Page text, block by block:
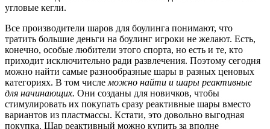
угловые кегли.
Все производители шаров для боулинга понимают, что
тратить большие деньги на боулинг игроки не желают. Есть,
конечно, особые любители этого спорта, но есть и те, кто
приходит исключительно ради развлечения. Поэтому сегодня
можно найти самые разнообразные шары в разных ценовых
категориях. В том числеможно найти и шары реактивные
для начинающих. Они созданы для новичков, чтобы
стимулировать их покупать сразу реактивные шары вместо
вариантов из пластмассы. Кстати, это довольно выгодная
покупка. Шар реактивный можно купить за вполне